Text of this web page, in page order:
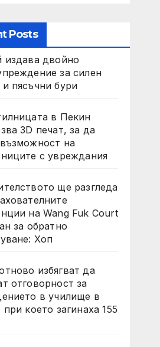
Posts
издава двойно
за силен
пясъчни бури
в Пекин
3D печат, за да
на
с увреждания
ще разгледа
на Wang Fuk Court
за обратно
Хоп
избягват да
отговорност за
в училище в
което загинаха 155